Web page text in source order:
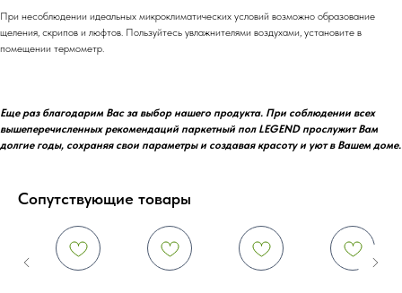
При несоблюдении идеальных микроклиматических условий возможно образование
щеления, скрипов и люфтов. Пользуйтесь увлажнителями воздухами, установите в
помещении термометр.
Еще раз благодарим Вас за выбор нашего продукта. При соблюдении всех
вышеперечисленных рекомендаций паркетный пол LEGEND прослужит Вам
долгие годы, сохраняя свои параметры и создавая красоту и уют в Вашем доме.
Сопутствующие товары